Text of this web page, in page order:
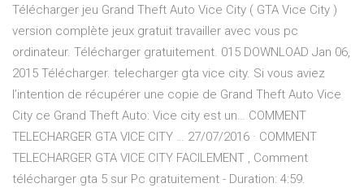
Télécharger jeu Grand Theft Auto Vice City ( GTA Vice City )
version complète jeux gratuit travailler avec vous pc
ordinateur. Télécharger gratuitement. 015 DOWNLOAD Jan 06,
2015 Télécharger. telecharger gta vice city. Si vous aviez
l’intention de récupérer une copie de Grand Theft Auto Vice
City ce Grand Theft Auto: Vice city est un… COMMENT
TELECHARGER GTA VICE CITY … 27/07/2016 · COMMENT
TELECHARGER GTA VICE CITY FACILEMENT , Comment
télécharger gta 5 sur Pc gratuitement - Duration: 4:59.